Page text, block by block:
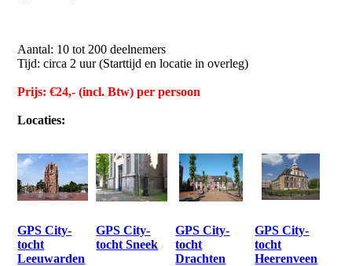
Aantal: 10 tot 200 deelnemers
Tijd: circa 2 uur (Starttijd en locatie in overleg)
Prijs: €24,- (incl. Btw) per persoon
Locaties:
GPS City-
tocht
Leeuwarden
GPS City-
tocht Sneek
GPS City-
tocht
Drachten
GPS City-
tocht
Heerenveen